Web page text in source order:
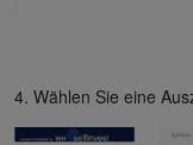
4. Wählen Sie eine